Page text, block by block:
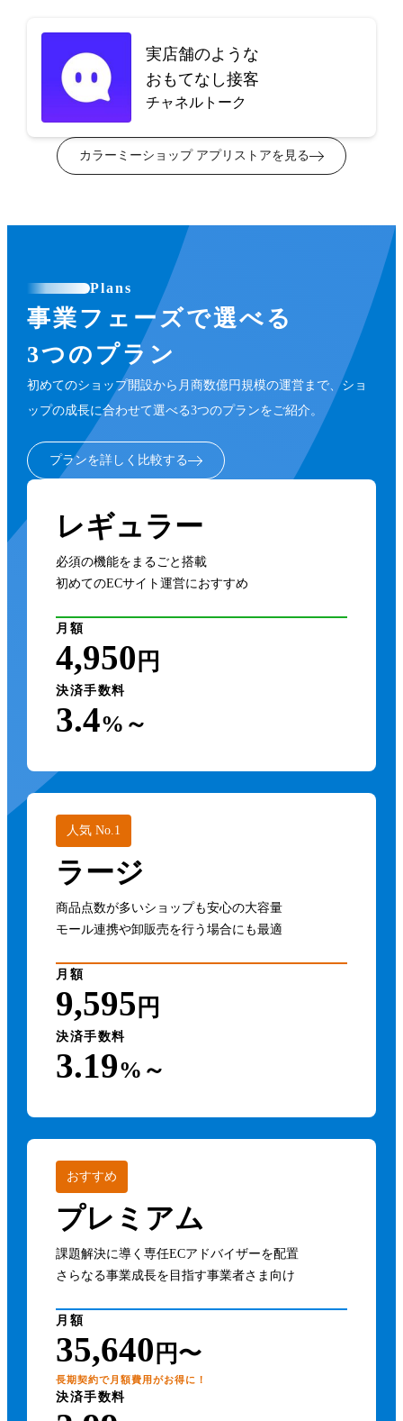
実店舗のような
おもてなし接客
チャネルトーク
カラーミーショップ アプリストアを見る
Plans
事業フェーズで選べる
3つのプラン
初めてのショップ開設から月商数億円規模の運営まで、ショ
ップの成長に合わせて選べる3つのプランをご紹介。
プランを詳しく比較する
レギュラー
必須の機能をまるごと搭載
初めてのECサイト運営におすすめ
月額
4,950 円
決済手数料
3.4%～
人気 No.1
ラージ
商品点数が多いショップも安心の大容量
モール連携や卸販売を行う場合にも最適
月額
9,595 円
決済手数料
3.19%～
おすすめ
プレミアム
課題解決に導く専任ECアドバイザーを配置
さらなる事業成長を目指す事業者さま向け
月額
35,640 円〜
長期契約で月額費用がお得に！
決済手数料